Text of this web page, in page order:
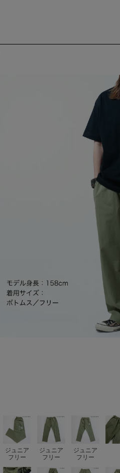
ジュニア
フリー
ジュニア
フリー
ジュニア
フリー